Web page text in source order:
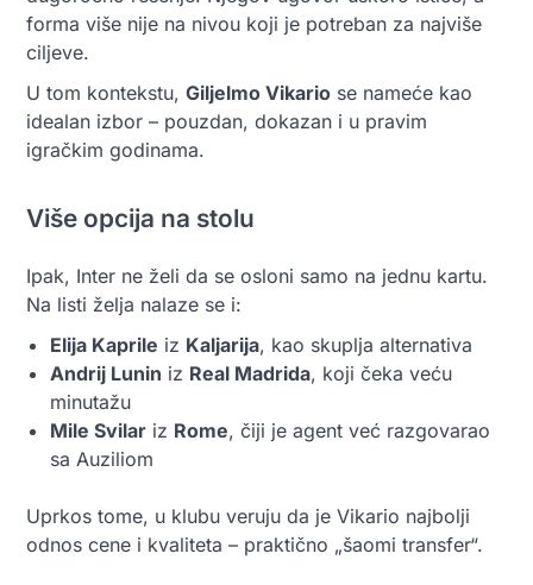
forma više nije na nivou koji je potreban za najviše
ciljeve.
U tom kontekstu, Giljelmo Vikario se nameće kao
idealan izbor – pouzdan, dokazan i u pravim
igračkim godinama.
Više opcija na stolu
Ipak, Inter ne želi da se osloni samo na jednu kartu.
Na listi želja nalaze se i:
Elija Kaprile iz Kaljarija, kao skuplja alternativa
Andrij Lunin iz Real Madrida, koji čeka veću
minutažu
Mile Svilar iz Rome, čiji je agent već razgovarao
sa Auziliom
Uprkos tome, u klubu veruju da je Vikario najbolji
odnos cene i kvaliteta – praktično „šaomi transfer“.